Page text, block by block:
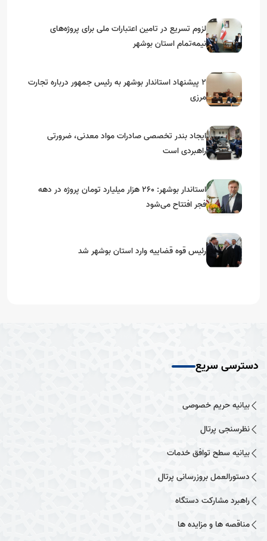
لزوم تسریع در تامین اعتبارات ملی برای پروژه‌های
نیمه‌تمام استان بوشهر
۲ پیشنهاد استاندار بوشهر به رئیس جمهور درباره تجارت
مرزی
ایجاد بندر تخصصی صادرات مواد معدنی، ضرورتی
راهبردی است
استاندار بوشهر: ۲۶۰ هزار میلیارد تومان پروژه در دهه
فجر افتتاح می‌شود
رئیس قوه قضاییه وارد استان بوشهر شد
دسترسی سریع
بیانیه حریم خصوصی
نظرسنجی پرتال
بیانیه سطح توافق خدمات
دستورالعمل بروزرسانی پرتال
راهبرد مشارکت دستگاه
مناقصه ها و مزایده ها